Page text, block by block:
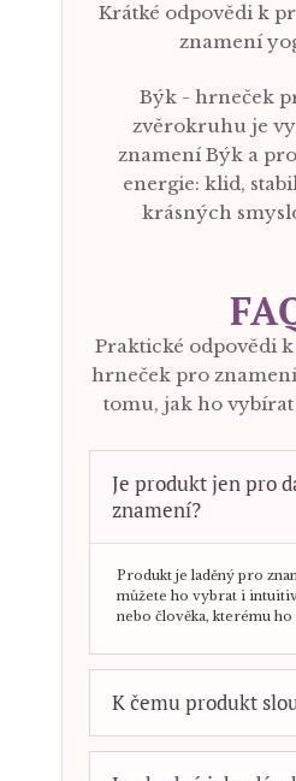
Krátké odpovědi k
znamení
Býk - hrneček
zvěrokruhu je
znamení Býk a
energie: klid,
krásných
Praktické odpovědi
hrneček pro
tomu, jak ho
Je produkt jen pro
znamení?
Produkt je laděný pro
můžete ho vybrat i
nebo člověka, kterému ho
K čemu produkt